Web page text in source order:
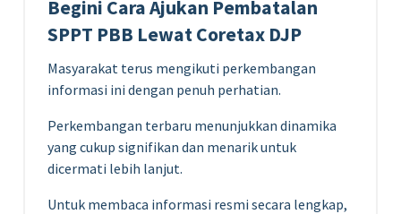
Begini Cara Ajukan Pembatalan
SPPT PBB Lewat Coretax DJP
Masyarakat terus mengikuti perkembangan
informasi ini dengan penuh perhatian.
Perkembangan terbaru menunjukkan dinamika
yang cukup signifikan dan menarik untuk
dicermati lebih lanjut.
Untuk membaca informasi resmi secara lengkap,